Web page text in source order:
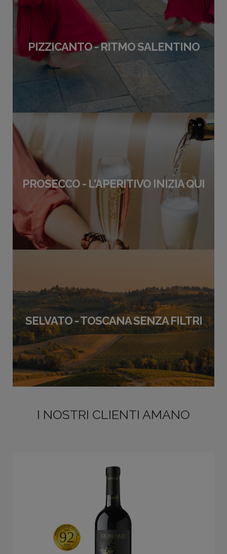
PIZZICANTO - RITMO SALENTINO
PROSECCO - L'APERITIVO INIZIA QUI
SELVATO - TOSCANA SENZA FILTRI
I NOSTRI CLIENTI AMANO
92